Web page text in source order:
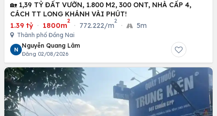
🏡 1,39 TỶ ĐẤT VƯỜN, 1.800 M2, 300 ONT, NHÀ CẤP 4,
CÁCH TT LONG KHÁNH VÀI PHÚT!
1.39 tỷ · 1800m
2
· 772.222/m
2
· 5m
Thành phố Đồng Nai
N
Nguyễn Quang Lâm
Đăng 02/08/2026